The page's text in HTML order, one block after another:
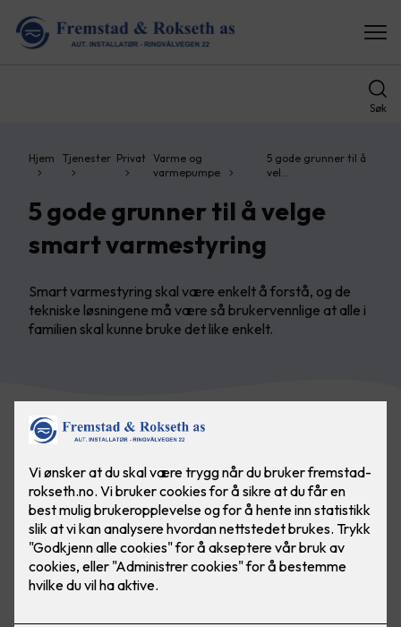
Søk
Hjem Tjenester Privat Varme og
varmepumpe
5 gode grunner til å
vel…
5 gode grunner til å velge
smart varmestyring
Smart varmestyring skal være enkelt å forstå, og de
tekniske løsningene må være så brukervennlige at alle i
familien skal kunne bruke det like enkelt.